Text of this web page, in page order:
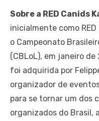
Sobre a RED Canids
inicialmente como
o Campeonato
(CBLoL), em janeiro
foi adquirida por
organizador de
para se tornar um dos
organizados do Brasil,